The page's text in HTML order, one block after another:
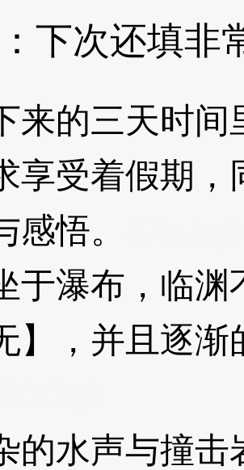
下次还填非
的三天时间
享受着假期
感悟。
瀑布，临渊
】，并且逐
水声与撞击